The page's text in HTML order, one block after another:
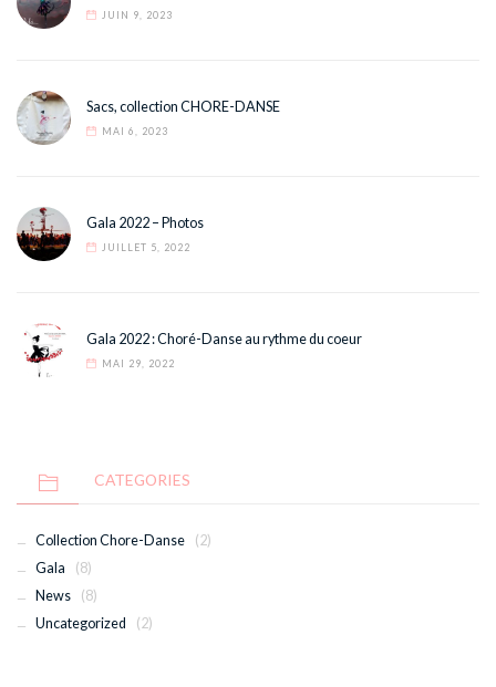
JUIN 9, 2023
Sacs, collection CHORE-DANSE
MAI 6, 2023
Gala 2022 – Photos
JUILLET 5, 2022
Gala 2022 : Choré-Danse au rythme du coeur
MAI 29, 2022
CATEGORIES
Collection Chore-Danse
(2)
Gala
(8)
News
(8)
Uncategorized
(2)